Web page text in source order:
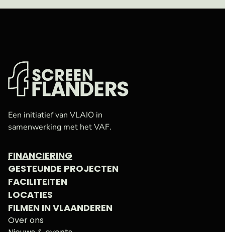
VAF
Een initiatief van VLAIO in
samenwerking met het VAF.
FINANCIERING
GESTEUNDE PROJECTEN
FACILITEITEN
LOCATIES
FILMEN IN VLAANDEREN
Over ons